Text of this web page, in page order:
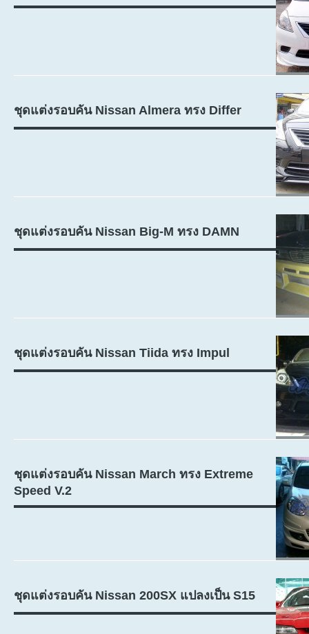
ชุดแต่งรอบคัน Nissan Almera ทรง Differ
ชุดแต่งรอบคัน Nissan Big-M ทรง DAMN
ชุดแต่งรอบคัน Nissan Tiida ทรง Impul
ชุดแต่งรอบคัน Nissan March ทรง Extreme
Speed V.2
ชุดแต่งรอบคัน Nissan 200SX แปลงเป็น S15